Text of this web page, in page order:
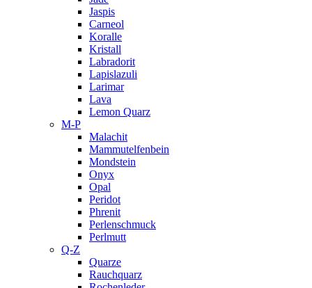
Jaspis
Carneol
Koralle
Kristall
Labradorit
Lapislazuli
Larimar
Lava
Lemon Quarz
M-P
Malachit
Mammutelfenbein
Mondstein
Onyx
Opal
Peridot
Phrenit
Perlenschmuck
Perlmutt
Q-Z
Quarze
Rauchquarz